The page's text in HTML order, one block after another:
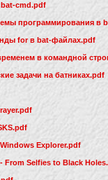
bat-cmd.pdf
программирования в
for в bat-файлах.pdf
в командной
задачи на батниках.pdf
Explorer.pdf
Selfies to Black